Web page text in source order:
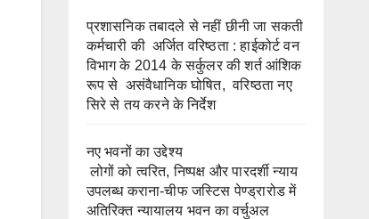
प्रशासनिक तबादले से नहीं छीनी जा सकती
कर्मचारी की अर्जित वरिष्ठता : हाईकोर्ट वन
विभाग के 2014 के सर्कुलर की शर्त आंशिक
रूप से असंवैधानिक घोषित, वरिष्ठता नए
सिरे से तय करने के निर्देश
नए भवनों का उद्देश्य
लोगों को त्वरित, निष्पक्ष और पारदर्शी न्याय
उपलब्ध कराना-चीफ जस्टिस पेण्ड्रारोड में
अतिरिक्त न्यायालय भवन का वर्चुअल